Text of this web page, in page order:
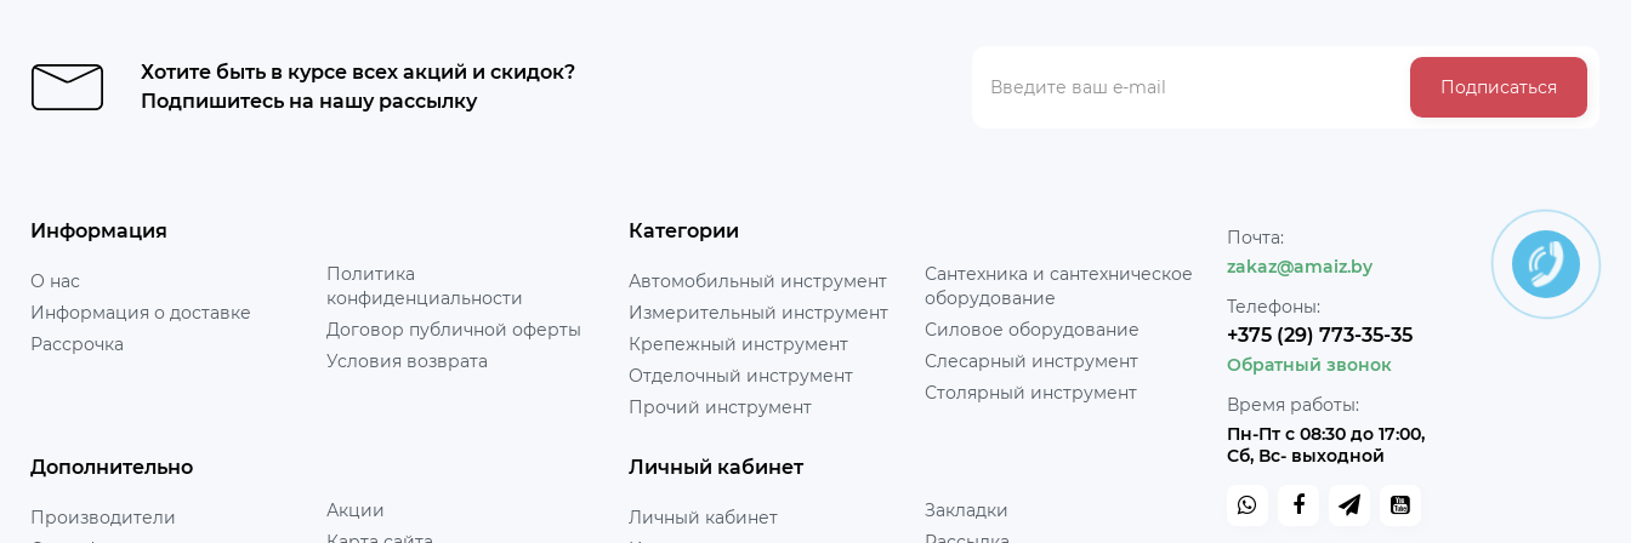
Хотите быть в курсе всех акций и скидок?
Подпишитесь на нашу рассылку
Подписаться
Информация
О нас
Информация о доставке
Рассрочка
Политика
конфиденциальности
Договор публичной оферты
Условия возврата
Категории
Автомобильный инструмент
Измерительный инструмент
Крепежный инструмент
Отделочный инструмент
Прочий инструмент
Сантехника и сантехническое
оборудование
Силовое оборудование
Слесарный инструмент
Столярный инструмент
Дополнительно
Производители
Акции
Личный кабинет
Личный кабинет
Закладки
Почта:
zakaz@amaiz.by
Телефоны:
+375 (29) 773-35-35
Обратный звонок
Время работы:
Пн-Пт с 08:30 до 17:00,
Сб, Вс- выходной